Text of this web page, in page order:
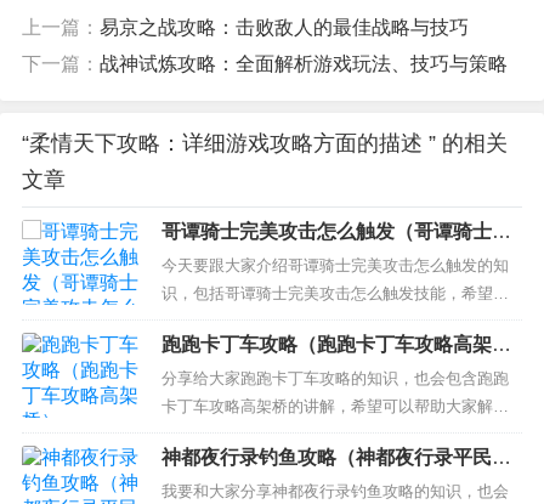
上一篇： 易京之战攻略：击败敌人的最佳战略与技巧
下一篇： 战神试炼攻略：全面解析游戏玩法、技巧与策略
“柔情天下攻略：详细游戏攻略方面的描述 ” 的相关
文章
哥谭骑士完美攻击怎么触发（哥谭骑士完
美攻击怎么触发技能）
今天要跟大家介绍哥谭骑士完美攻击怎么触发的知
识，包括哥谭骑士完美攻击怎么触发技能，希望可
以解答大家现在的问题！本文目录一览： 1、怎么触
发哥谭骑士定时打击啊？ 2、怎么触发哥谭骑士红头
罩定时打击啊？ 3、哥谭骑士游戏详细点的攻略有没
有？ 怎么触发哥谭骑士定时打击啊？ 定时打击触发
方法普通攻...
跑跑卡丁车攻略（跑跑卡丁车攻略高架
桥）
分享给大家跑跑卡丁车攻略的知识，也会包含跑跑
卡丁车攻略高架桥的讲解，希望可以帮助大家解决
现在的问题！ 本文目录一览： 1、跑跑卡丁车彩虹
之门跑法攻略 2、跑跑卡丁车如何做到贴边漂移不撞
3、跑跑卡丁车手游连续7次前5怎么过 跑跑卡丁车
神都夜行录钓鱼攻略（神都夜行录平民玩
家攻略）
我要和大家分享神都夜行录钓鱼攻略的知识，也会